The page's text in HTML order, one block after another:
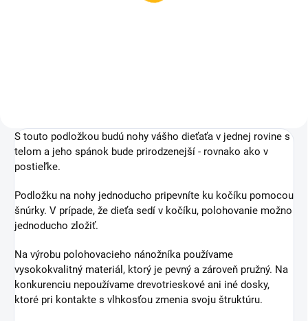
S touto podložkou budú nohy vášho dieťaťa v jednej rovine s
telom a jeho spánok bude prirodzenejší - rovnako ako v
postieľke.
Podložku na nohy jednoducho pripevníte ku kočíku pomocou
šnúrky. V prípade, že dieťa sedí v kočíku, polohovanie možno
jednoducho zložiť.
Na výrobu polohovacieho nánožníka používame
vysokokvalitný materiál, ktorý je pevný a zároveň pružný. Na
konkurenciu nepoužívame drevotrieskové ani iné dosky,
ktoré pri kontakte s vlhkosťou zmenia svoju štruktúru.